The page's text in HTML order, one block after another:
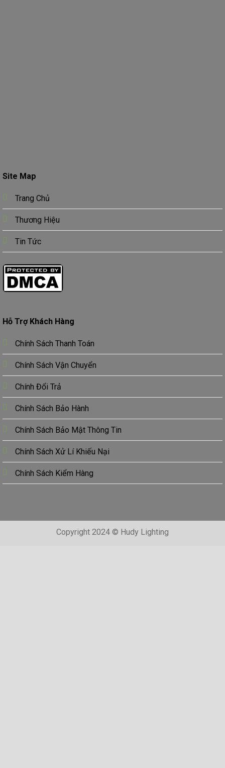
Site Map
Trang Chủ
Thương Hiệu
Tin Tức
Hỗ Trợ Khách Hàng
Chính Sách Thanh Toán
Chính Sách Vận Chuyển
Chính Đổi Trả
Chính Sách Bảo Hành
Chính Sách Bảo Mật Thông Tin
Chính Sách Xử Lí Khiếu Nại
Chính Sách Kiểm Hàng
Copyright 2024 © Hudy Lighting